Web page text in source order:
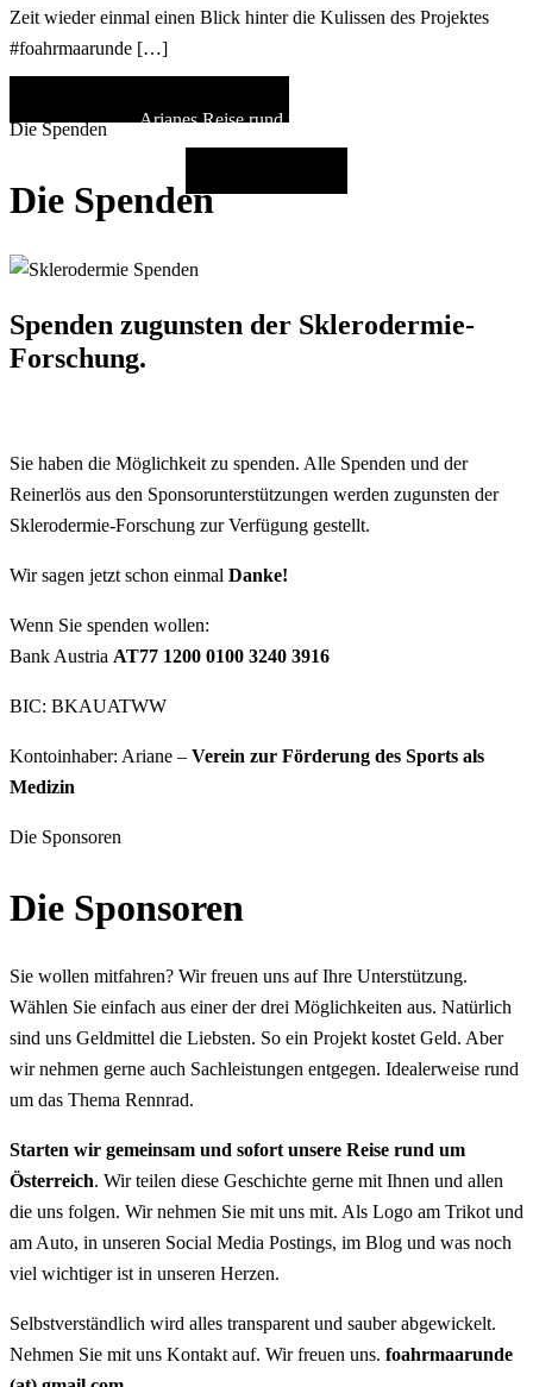
#foahrmaarunde
Arianes Reise rund um Österreich
Zeit wieder einmal einen Blick hinter die Kulissen des Projektes
#foahrmaarunde […]
Die Spenden
Die Spenden
Spenden zugunsten der Sklerodermie-
Forschung.
Sie haben die Möglichkeit zu spenden. Alle Spenden und der
Reinerlös aus den Sponsorunterstützungen werden zugunsten der
Sklerodermie-Forschung zur Verfügung gestellt.
Wir sagen jetzt schon einmal Danke!
Wenn Sie spenden wollen:
Bank Austria AT77 1200 0100 3240 3916
BIC: BKAUATWW
Kontoinhaber: Ariane – Verein zur Förderung des Sports als
Medizin
Die Sponsoren
Die Sponsoren
Sie wollen mitfahren? Wir freuen uns auf Ihre Unterstützung.
Wählen Sie einfach aus einer der drei Möglichkeiten aus. Natürlich
sind uns Geldmittel die Liebsten. So ein Projekt kostet Geld. Aber
wir nehmen gerne auch Sachleistungen entgegen. Idealerweise rund
um das Thema Rennrad.
Starten wir gemeinsam und sofort unsere Reise rund um
Österreich. Wir teilen diese Geschichte gerne mit Ihnen und allen
die uns folgen. Wir nehmen Sie mit uns mit. Als Logo am Trikot und
am Auto, in unseren Social Media Postings, im Blog und was noch
viel wichtiger ist in unseren Herzen.
Selbstverständlich wird alles transparent und sauber abgewickelt.
Nehmen Sie mit uns Kontakt auf. Wir freuen uns. foahrmaarunde